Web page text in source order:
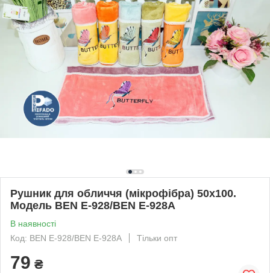
Рушник для обличчя (мікрофібра) 50х100.
Модель BEN E-928/BEN E-928A
В наявності
Код: BEN E-928/BEN E-928A
Тільки опт
79 ₴